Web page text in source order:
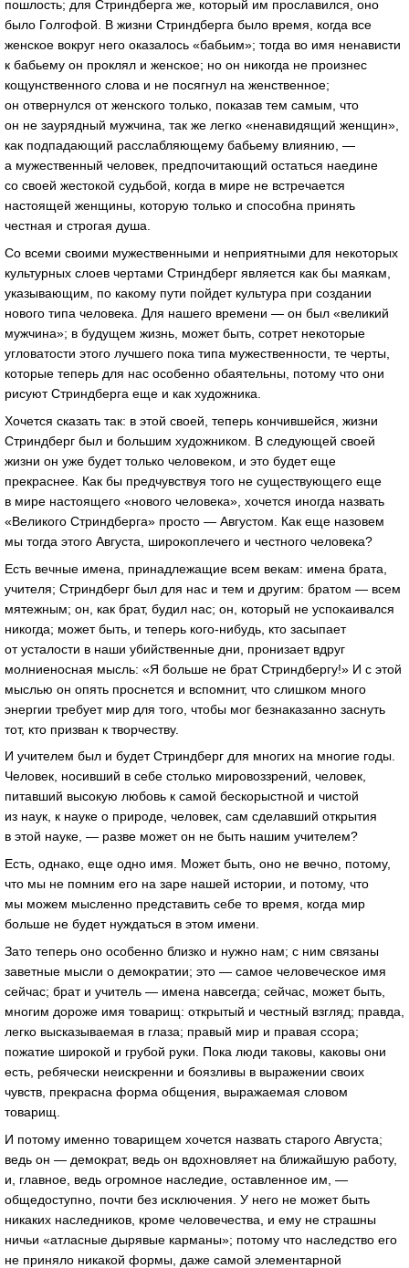
пошлость; для Стриндберга же, который им прославился, оно
было Голгофой. В жизни Стриндберга было время, когда все
женское вокруг него оказалось «бабьим»; тогда во имя ненависти
к бабьему он проклял и женское; но он никогда не произнес
кощунственного слова и не посягнул на женственное;
он отвернулся от женского только, показав тем самым, что
он не заурядный мужчина, так же легко «ненавидящий женщин»,
как подпадающий расслабляющему бабьему влиянию, —
а мужественный человек, предпочитающий остаться наедине
со своей жестокой судьбой, когда в мире не встречается
настоящей женщины, которую только и способна принять
честная и строгая душа.
Со всеми своими мужественными и неприятными для некоторых
культурных слоев чертами Стриндберг является как бы маякам,
указывающим, по какому пути пойдет культура при создании
нового типа человека. Для нашего времени — он был «великий
мужчина»; в будущем жизнь, может быть, сотрет некоторые
угловатости этого лучшего пока типа мужественности, те черты,
которые теперь для нас особенно обаятельны, потому что они
рисуют Стриндберга еще и как художника.
Хочется сказать так: в этой своей, теперь кончившейся, жизни
Стриндберг был и большим художником. В следующей своей
жизни он уже будет только человеком, и это будет еще
прекраснее. Как бы предчувствуя того не существующего еще
в мире настоящего «нового человека», хочется иногда назвать
«Великого Стриндберга» просто — Августом. Как еще назовем
мы тогда этого Августа, широкоплечего и честного человека?
Есть вечные имена, принадлежащие всем векам: имена брата,
учителя; Стриндберг был для нас и тем и другим: братом — всем
мятежным; он, как брат, будил нас; он, который не успокаивался
никогда; может быть, и теперь кого-нибудь, кто засыпает
от усталости в наши убийственные дни, пронизает вдруг
молниеносная мысль: «Я больше не брат Стриндбергу!» И с этой
мыслью он опять проснется и вспомнит, что слишком много
энергии требует мир для того, чтобы мог безнаказанно заснуть
тот, кто призван к творчеству.
И учителем был и будет Стриндберг для многих на многие годы.
Человек, носивший в себе столько мировоззрений, человек,
питавший высокую любовь к самой бескорыстной и чистой
из наук, к науке о природе, человек, сам сделавший открытия
в этой науке, — разве может он не быть нашим учителем?
Есть, однако, еще одно имя. Может быть, оно не вечно, потому,
что мы не помним его на заре нашей истории, и потому, что
мы можем мысленно представить себе то время, когда мир
больше не будет нуждаться в этом имени.
Зато теперь оно особенно близко и нужно нам; с ним связаны
заветные мысли о демократии; это — самое человеческое имя
сейчас; брат и учитель — имена навсегда; сейчас, может быть,
многим дороже имя товарищ: открытый и честный взгляд; правда,
легко высказываемая в глаза; правый мир и правая ссора;
пожатие широкой и грубой руки. Пока люди таковы, каковы они
есть, ребячески неискренни и боязливы в выражении своих
чувств, прекрасна форма общения, выражаемая словом
товарищ.
И потому именно товарищем хочется назвать старого Августа;
ведь он — демократ, ведь он вдохновляет на ближайшую работу,
и, главное, ведь огромное наследие, оставленное им, —
общедоступно, почти без исключения. У него не может быть
никаких наследников, кроме человечества, и ему не страшны
ничьи «атласные дырявые карманы»; потому что наследство его
не приняло никакой формы, даже самой элементарной